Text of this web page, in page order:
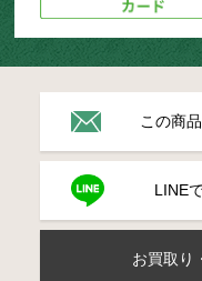
この商
LINE
お買取り